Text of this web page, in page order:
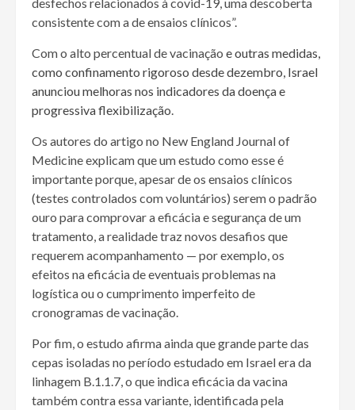
consistente com a de ensaios clínicos”.
Com o alto percentual de vacinação e outras medidas,
como confinamento rigoroso desde dezembro, Israel
anunciou melhoras nos indicadores da doença e
progressiva flexibilização.
Os autores do artigo no New England Journal of
Medicine explicam que um estudo como esse é
importante porque, apesar de os ensaios clínicos
(testes controlados com voluntários) serem o padrão
ouro para comprovar a eficácia e segurança de um
tratamento, a realidade traz novos desafios que
requerem acompanhamento — por exemplo, os
efeitos na eficácia de eventuais problemas na
logística ou o cumprimento imperfeito de
cronogramas de vacinação.
Por fim, o estudo afirma ainda que grande parte das
cepas isoladas no período estudado em Israel era da
linhagem B.1.1.7, o que indica eficácia da vacina
também contra essa variante, identificada pela